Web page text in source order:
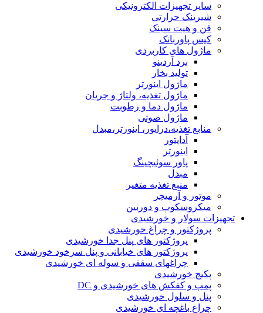
سایر تجهیزات الکترونیکی
شیرینک حرارتی
فن و هیت سینک
کیس پاوربانک
ماژول های کاربردی
برد آردینو
تولید بخار
ماژول اینورتر
ماژول تغذیه، ولتاژ و جریان
ماژول دما و رطوبت
ماژول صوتی
منابع تغذیه،درایور، اینورتر،مبدل
آداپتور
اینورتر
پاور سوئیچینگ
مبدل
منبع تغذیه متغیر
موتور و آرمیچر
میکروسکوپ و دوربین
تجهیزات سولار و خورشیدی
پروژکتور و چراغ خورشیدی
پروژکتور های پنل جدا خورشیدی
پروژکتور های خیابانی و پنل سرخود خورشیدی
چراغهای سقفی و سوله ای خورشیدی
پکیج خورشیدی
پمپ و کفکش های خورشیدی و DC
پنل و سلول خورشیدی
چراغ باغچه ای خورشیدی